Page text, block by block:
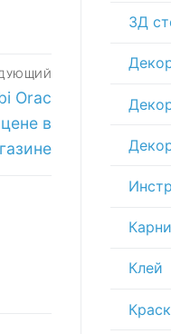
Orac
в
3Д
Клей